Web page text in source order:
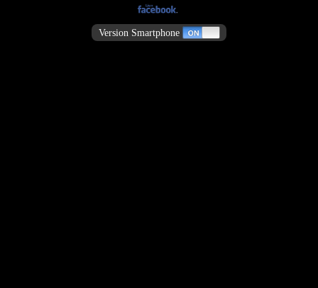
Version Smartphone